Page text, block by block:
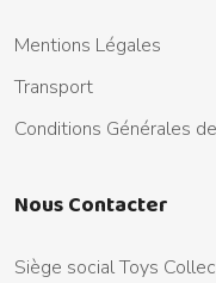
Mentions Légales
Transport
Conditions Générales
Nous Contacter
Siège social Toys